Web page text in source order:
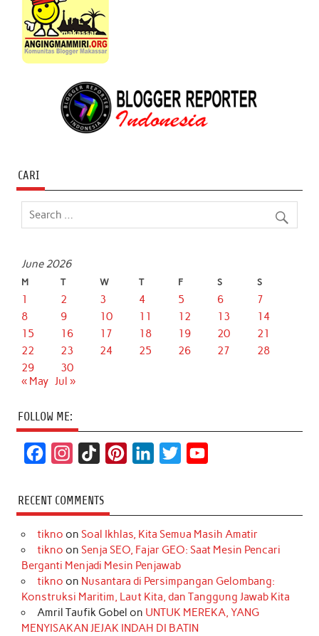
CARI
June 2026
M T W T F S S
1 2 3 4 5 6
7
8
9 10 11 12 13
14
15
16 17 18 19 20
21
22
23 24 25 26 27
28
29
30
« May Jul »
FOLLOW ME:
c
e
b
o
k
s
t
a
r
a
m
k
T
o
k
t
e
r
e
s
t
k
e
d
I
n
t
t
r
T
u
e
RECENT COMMENTS
tikno on Soal Ikhlas, Kita Semua Masih Amatir
tikno on Senja SEO, Fajar GEO: Saat Mesin Pencari
Berganti Menjadi Mesin Penjawab
tikno on Nusantara di Persimpangan Gelombang:
Konstruksi Maritim, Laut Kita, dan Tanggung Jawab Kita
Amril Taufik Gobel on UNTUK MEREKA, YANG
MENYISAKAN JEJAK INDAH DI BATIN